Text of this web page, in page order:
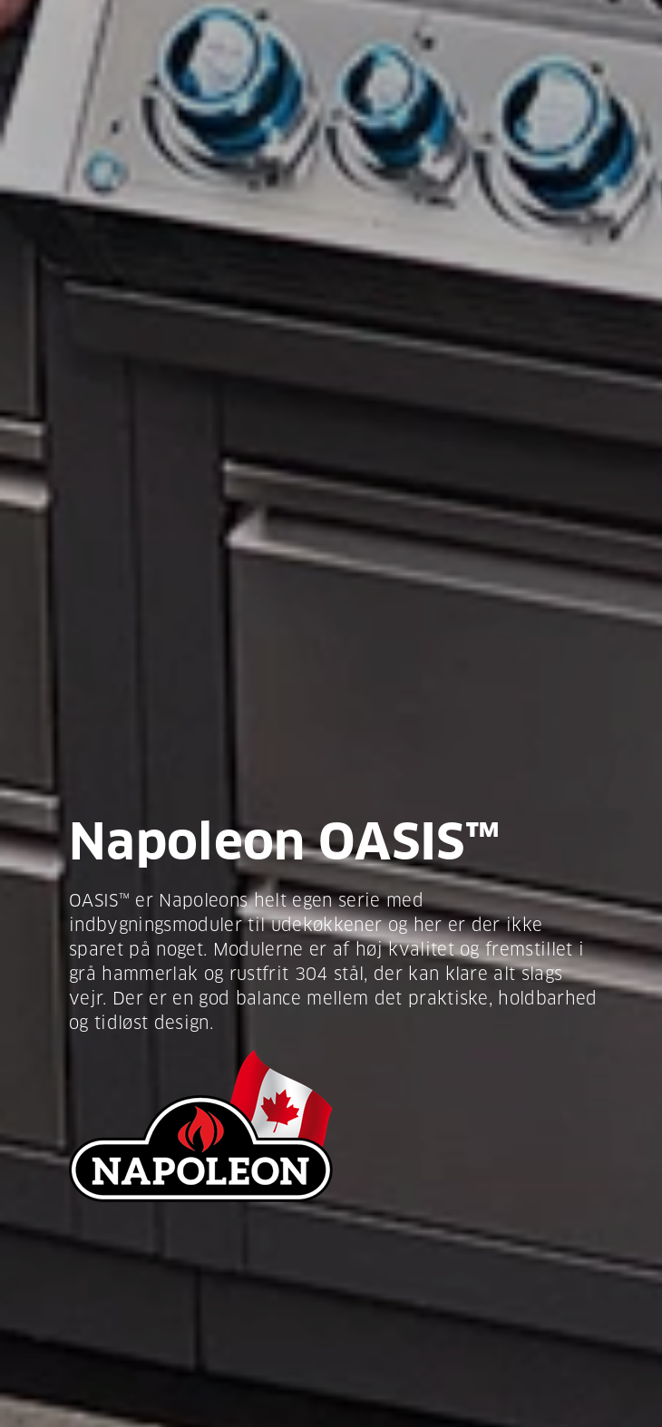
Napoleon OASIS™
OASIS™ er Napoleons helt egen serie med
indbygningsmoduler til udekøkkener og her er der ikke
sparet på noget. Modulerne er af høj kvalitet og fremstillet i
grå hammerlak og rustfrit 304 stål, der kan klare alt slags
vejr. Der er en god balance mellem det praktiske, holdbarhed
og tidløst design.